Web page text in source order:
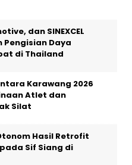
dan SINEXCEL
Pengisian Daya
di Thailand
Karawang 2026
Atlet dan
Silat
Hasil Retrofit
Sif Siang di